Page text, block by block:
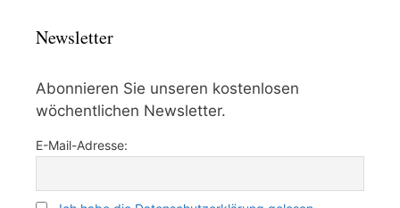
Newsletter
Abonnieren Sie unseren kostenlosen
wöchentlichen Newsletter.
E-Mail-Adresse: